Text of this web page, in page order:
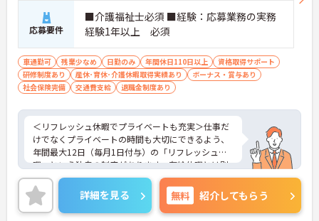
応募要件
■介護福祉士必須 ■経験：応募業務の実務
経験1年以上 必須
車通勤可 残業少なめ 日勤のみ 年間休日110日以上
資格取得サポート
研修制度あり
産休･育休･介護休暇取得実績あり
ボーナス・賞与あり
社会保険完備
交通費支給 退職金制度あり
＜リフレッシュ休暇でプライベートも充実＞仕事だ
けでなくプライベートの時間も大切にできるよう、
年間最大12日（毎月1日付与）の「リフレッシュ休
暇」という独自の制度があります。有給休暇とは別
に付与されるため、これらを組み合わせて連休を取
得し、旅行や趣味を楽しむスタッフも多くいます。
また、残業は月平均10時間程度と少なめで、夜勤も
ないため、生活リズムを整えやすく、無理なく長く
詳細を見る 無料 紹介してもらう